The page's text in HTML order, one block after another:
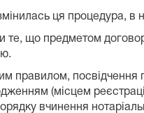
ця процедура, в
те, що предметом
правилом, посвідчення
(місцем
вчинення